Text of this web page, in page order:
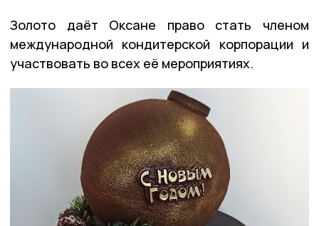
Золото даёт Оксане право стать членом
международной кондитерской корпорации и
участвовать во всех её мероприятиях.